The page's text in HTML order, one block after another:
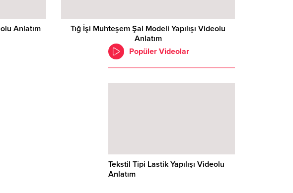
Anlatım
Tığ İşi Muhteşem Şal Modeli Yapılışı Videolu
Anlatım
Popüler Videolar
Tekstil Tipi Lastik Yapılışı Videolu
Anlatım